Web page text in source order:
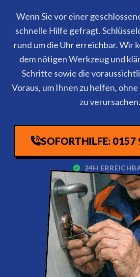
Wenn Sie vor einer
schnelle Hilfe gefragt.
rund um die Uhr erreichbar. Wir
dem nötigen Werkzeug und
Schritte sowie die
Voraus, um Ihnen zu helfen,
zu verursachen.
SOFORTHILFE:
24H